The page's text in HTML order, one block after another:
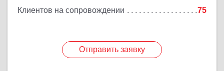
Клиентов на сопровождении 75
Отправить заявку
Отправить заявку